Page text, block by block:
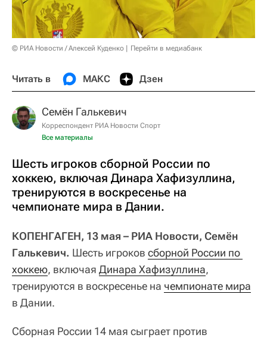
© РИА Новости / Алексей Куденко Перейти в медиабанк
Читать в МАКС Дзен
Семён Галькевич
Корреспондент РИА Новости Спорт
Все материалы
Шесть игроков сборной России по
хоккею, включая Динара Хафизуллина,
тренируются в воскресенье на
чемпионате мира в Дании.
КОПЕНГАГЕН, 13 мая – РИА Новости, Семён
Галькевич. Шесть игроков сборной России по
хоккею, включая Динара Хафизуллина,
тренируются в воскресенье на чемпионате мира
в Дании.
Сборная России 14 мая сыграет против